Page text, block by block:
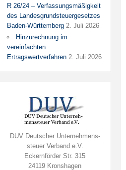
R 26/24 – Verfassungsmäßigkeit
des Landesgrundsteuergesetzes
Baden-Württemberg 2. Juli 2026
Hinzurechnung im
vereinfachten
Ertragswertverfahren 2. Juli 2026
DUV Deutscher Unternehmens-
steuer Verband e.V.
Eckernförder Str. 315
24119 Kronshagen